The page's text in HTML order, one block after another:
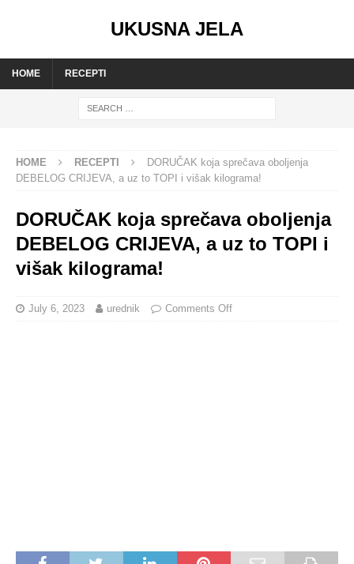
UKUSNA JELA
HOME RECEPTI
HOME RECEPTI
DORUČAK koja sprečava oboljenja
DEBELOG CRIJEVA, a uz to TOPI i višak kilograma!
DORUČAK koja sprečava oboljenja
DEBELOG CRIJEVA, a uz to TOPI i
višak kilograma!
July 6, 2023 urednik Comments Off